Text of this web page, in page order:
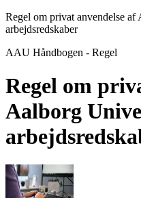
Regel om privat anvendelse
arbejdsredskaber
AAU Håndbogen - Regel
Regel om
Aalborg